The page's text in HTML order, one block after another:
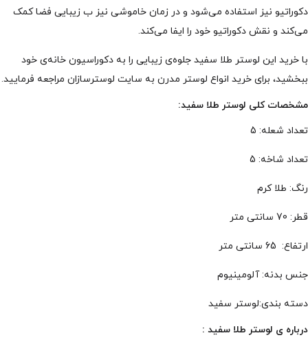
دکوراتیو نیز استفاده می‌شود و در زمان خاموشی نیز ب زیبایی فضا کمک
می‌کند و نقش دکوراتیو خود را ایفا می‌کند.
با خرید این لوستر طلا سفید جلوه‌ی زیبایی را به دکوراسیون خانه‌ی خود
ببخشید، برای خرید انواع لوستر مدرن به سایت لوسترسازان مراجعه فرمایید.
مشخصات کلی لوستر طلا سفید:
تعداد شعله: 5
تعداد شاخه: 5
رنگ: طلا کرم
قطر: 70 سانتی متر
ارتفاع: 65 سانتی متر
جنس بدنه: آلومینیوم
دسته بندی:لوستر سفید
درباره ی لوستر طلا سفید :